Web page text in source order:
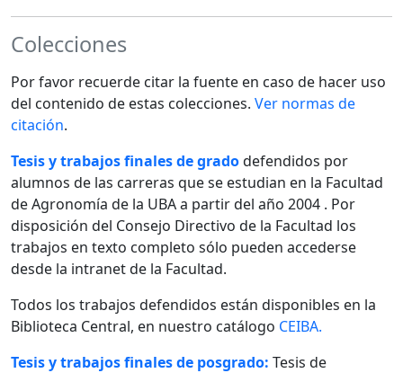
Colecciones
Por favor recuerde citar la fuente en caso de hacer uso
del contenido de estas colecciones. Ver normas de
citación.
Tesis y trabajos finales de gradodefendidos por
alumnos de las carreras que se estudian en la Facultad
de Agronomía de la UBA a partir del año 2004 . Por
disposición del Consejo Directivo de la Facultad los
trabajos en texto completo sólo pueden accederse
desde la intranet de la Facultad.
Todos los trabajos defendidos están disponibles en la
Biblioteca Central, en nuestro catálogo CEIBA.
Tesis y trabajos finales de posgrado: Tesis de